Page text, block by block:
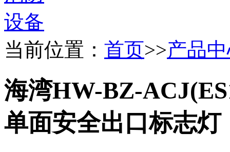
当前位置： 首页>>产品
海湾HW-BZ-
单面安全出口标志灯